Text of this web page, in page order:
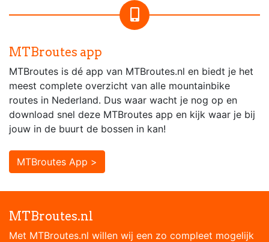
MTBroutes app
MTBroutes is dé app van MTBroutes.nl en biedt je het
meest complete overzicht van alle mountainbike
routes in Nederland. Dus waar wacht je nog op en
download snel deze MTBroutes app en kijk waar je bij
jouw in de buurt de bossen in kan!
MTBroutes App >
MTBroutes.nl
Met MTBroutes.nl willen wij een zo compleet mogelijk